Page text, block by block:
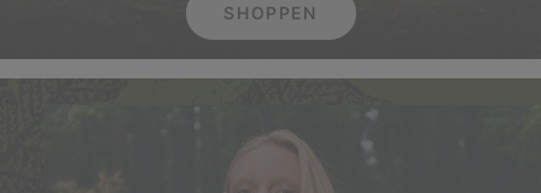
SHOPPEN